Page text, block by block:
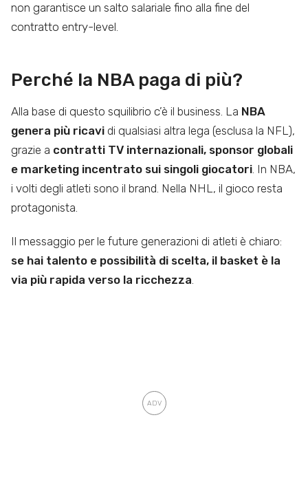
non garantisce un salto salariale fino alla fine del
contratto entry-level.
Perché la NBA paga di più?
Alla base di questo squilibrio c’è il business. La NBA
genera più ricavi di qualsiasi altra lega (esclusa la NFL),
grazie a contratti TV internazionali, sponsor globali
e marketing incentrato sui singoli giocatori . In NBA,
i volti degli atleti sono il brand. Nella NHL, il gioco resta
protagonista.
Il messaggio per le future generazioni di atleti è chiaro:
se hai talento e possibilità di scelta, il basket è la
via più rapida verso la ricchezza